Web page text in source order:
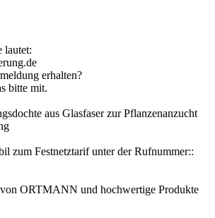
lautet:
erhalten?
bitte mit.
aus Glasfaser zur Pflanzenanzucht
zum Festnetztarif unter der Rufnummer::
ORTMANN und hochwertige Produkte